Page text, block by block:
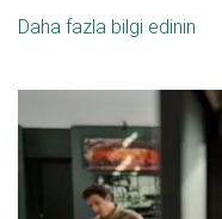
Daha fazla bilgi edinin